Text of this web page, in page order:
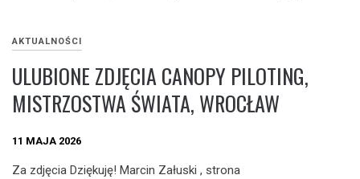
AKTUALNOŚCI
ULUBIONE ZDJĘCIA CANOPY PILOTING,
MISTRZOSTWA ŚWIATA, WROCŁAW
11 MAJA 2026
Za zdjęcia Dziękuję! Marcin Załuski , strona